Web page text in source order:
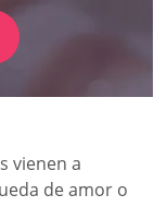
vienen a
de amor o